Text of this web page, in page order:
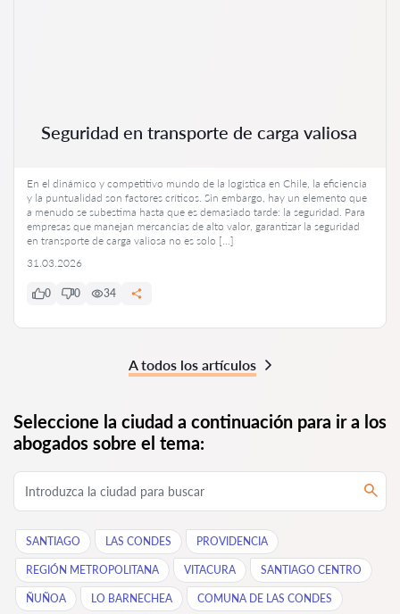
Seguridad en transporte de carga valiosa
En el dinámico y competitivo mundo de la logística en Chile, la eficiencia
y la puntualidad son factores críticos. Sin embargo, hay un elemento que
a menudo se subestima hasta que es demasiado tarde: la seguridad. Para
empresas que manejan mercancías de alto valor, garantizar la seguridad
en transporte de carga valiosa no es solo […]
31.03.2026
0 0 34
A todos los artículos
Seleccione la ciudad a continuación para ir a los
abogados sobre el tema:
SANTIAGO LAS CONDES PROVIDENCIA
REGIÓN METROPOLITANA VITACURA SANTIAGO CENTRO
ÑUÑOA LO BARNECHEA COMUNA DE LAS CONDES